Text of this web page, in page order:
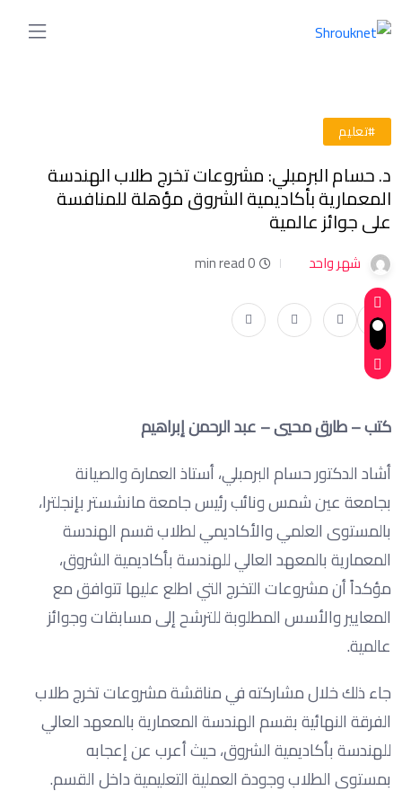
#تعليم
د. حسام البرمبلي: مشروعات تخرج طلاب الهندسة
المعمارية بأكاديمية الشروق مؤهلة للمنافسة
على جوائز عالمية
شهر واحد 0 min read
كتب – طارق محيي – عبد الرحمن إبراهيم
أشاد الدكتور حسام البرمبلي، أستاذ العمارة والصيانة
بجامعة عين شمس ونائب رئيس جامعة مانشستر بإنجلترا،
بالمستوى العلمي والأكاديمي لطلاب قسم الهندسة
المعمارية بالمعهد العالي للهندسة بأكاديمية الشروق،
مؤكداً أن مشروعات التخرج التي اطلع عليها تتوافق مع
المعايير والأسس المطلوبة للترشح إلى مسابقات وجوائز
عالمية.
جاء ذلك خلال مشاركته في مناقشة مشروعات تخرج طلاب
الفرقة النهائية بقسم الهندسة المعمارية بالمعهد العالي
للهندسة بأكاديمية الشروق، حيث أعرب عن إعجابه
بمستوى الطلاب وجودة العملية التعليمية داخل القسم.